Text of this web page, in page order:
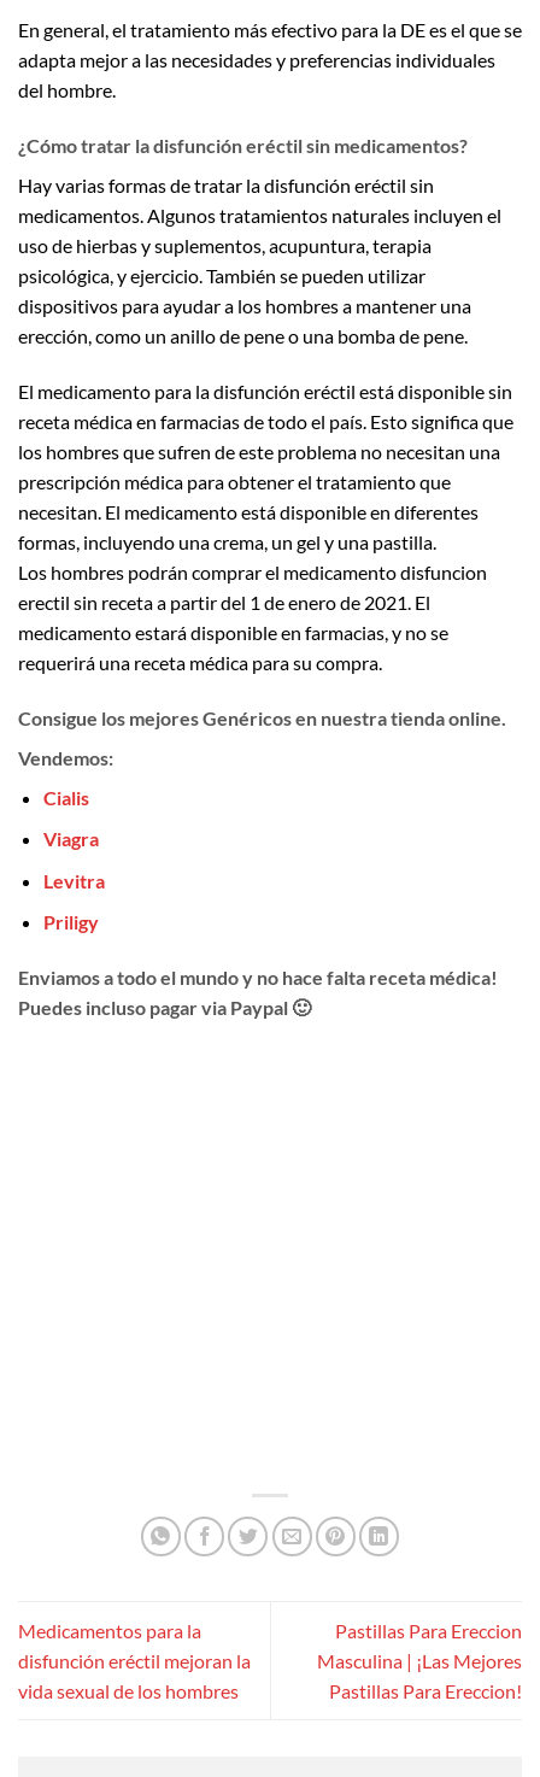
En general, el tratamiento más efectivo para la DE es el que se
adapta mejor a las necesidades y preferencias individuales
del hombre.
¿Cómo tratar la disfunción eréctil sin medicamentos?
Hay varias formas de tratar la disfunción eréctil sin
medicamentos. Algunos tratamientos naturales incluyen el
uso de hierbas y suplementos, acupuntura, terapia
psicológica, y ejercicio. También se pueden utilizar
dispositivos para ayudar a los hombres a mantener una
erección, como un anillo de pene o una bomba de pene.
El medicamento para la disfunción eréctil está disponible sin
receta médica en farmacias de todo el país. Esto significa que
los hombres que sufren de este problema no necesitan una
prescripción médica para obtener el tratamiento que
necesitan. El medicamento está disponible en diferentes
formas, incluyendo una crema, un gel y una pastilla.
Los hombres podrán comprar el medicamento disfuncion
erectil sin receta a partir del 1 de enero de 2021. El
medicamento estará disponible en farmacias, y no se
requerirá una receta médica para su compra.
Consigue los mejores Genéricos en nuestra tienda online.
Vendemos:
Cialis
Viagra
Levitra
Priligy
Enviamos a todo el mundo y no hace falta receta médica!
Puedes incluso pagar via Paypal 🙂
Medicamentos para la
disfunción eréctil mejoran la
vida sexual de los hombres
Pastillas Para Ereccion
Masculina | ¡Las Mejores
Pastillas Para Ereccion!